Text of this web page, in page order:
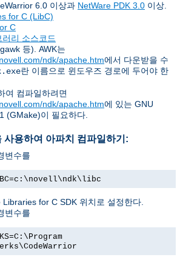
6.0 이상과 NetWare PDK 3.0 이상.
for C (LibC)
C
리 소스코드
등). AWK는
ndk/apache.htm에서 다운받을 수
란 이름으로 윈도우즈 경로에 두어야 한
여 컴파일하려면
ndk/apache.htm에 있는 GNU
(GMake)이 필요하다.
사용하여 아파치 컴파일하기:
변수를
for C SDK 위치로 설정한다.
변수를